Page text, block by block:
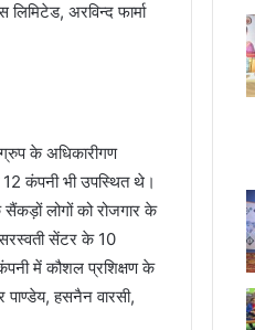
अरविन्द फार्मा
के अधिकारीगण
12 कंपनी भी उपस्थित थे।
सैंकड़ों लोगों को रोजगार के
सेंटर के 10
में कौशल प्रशिक्षण के
हसनैन वारसी,